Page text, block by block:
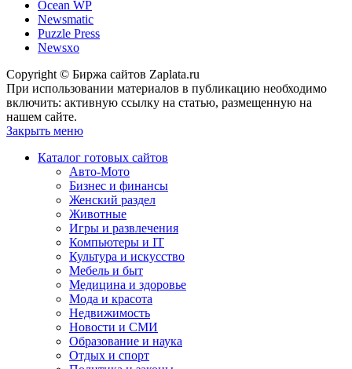
Ocean WP
Newsmatic
Puzzle Press
Newsxo
Copyright © Биржа сайтов Zaplata.ru
При использовании материалов в публикацию необходимо
включить: активную ссылку на статью, размещенную на
нашем сайте.
Закрыть меню
Каталог готовых сайтов
Авто-Мото
Бизнес и финансы
Женский раздел
Животные
Игры и развлечения
Компьютеры и IT
Культура и искусство
Мебель и быт
Медицина и здоровье
Мода и красота
Недвижимость
Новости и СМИ
Образование и наука
Отдых и спорт